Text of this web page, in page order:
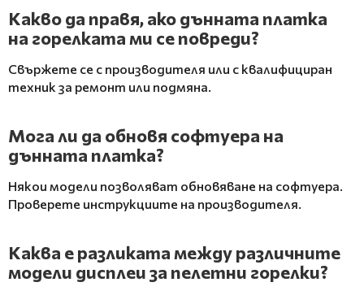
Какво да правя, ако дънната платка
на горелката ми се повреди?
Свържете се с производителя или с квалифициран
техник за ремонт или подмяна.
Мога ли да обновя софтуера на
дънната платка?
Някои модели позволяват обновяване на софтуера.
Проверете инструкциите на производителя.
Каква е разликата между различните
модели дисплеи за пелетни горелки?